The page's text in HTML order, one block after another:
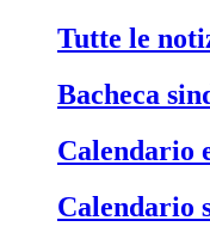
tutte le
bacheca
calendario
calendario